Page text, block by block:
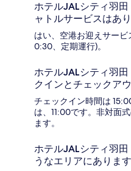
ホテルJALシティ羽
ャトルサービスはあ
はい、空港お迎えサービ
0:30、定期運行)。
ホテルJALシティ羽
クインとチェックア
チェックイン時間は
は、11:00です。非対面
ます。
ホテルJALシティ羽
うなエリアにありま